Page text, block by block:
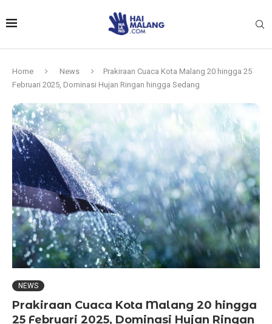
Home News
Prakiraan Cuaca Kota Malang 20 hingga 25
Februari 2025, Dominasi Hujan Ringan hingga Sedang
NEWS
Prakiraan Cuaca Kota Malang 20 hingga
25 Februari 2025, Dominasi Hujan Ringan